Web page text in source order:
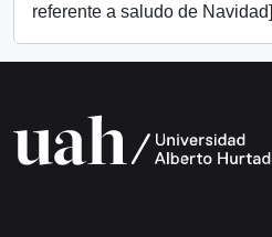
referente a saludo de Navidad]